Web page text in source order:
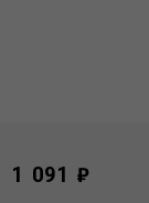
1 091 ₽